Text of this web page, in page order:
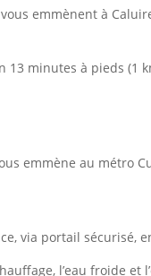
emmènent à
13 minutes à pieds (1
emmène au métro
via portail sécurisé,
l’eau froide et